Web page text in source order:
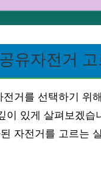
유자전거 고
거를 선택하기 위
이 있게 살펴보겠
자전거를 고르는